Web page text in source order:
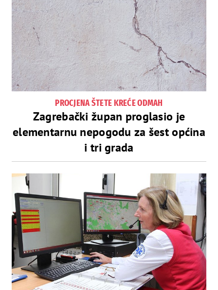
PROCJENA ŠTETE KREĆE ODMAH
Zagrebački župan proglasio je
elementarnu nepogodu za šest općina
i tri grada